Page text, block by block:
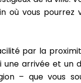
où vous pourrez
par la
une arrivée et un
– que vous